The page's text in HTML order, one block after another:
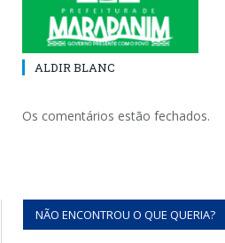
ALDIR BLANC
Os comentários estão fechados.
NÃO ENCONTROU O QUE QUERIA?